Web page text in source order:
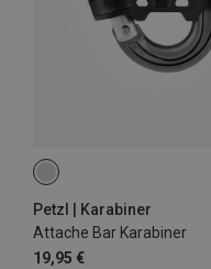
Petzl | Karabiner
Attache Bar Karabiner
19,95 €